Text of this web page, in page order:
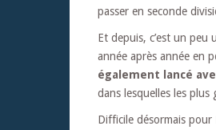
passer en seconde
Et depuis, c’est un
année après année en
également lancé
dans lesquelles les
Difficile désormais pour